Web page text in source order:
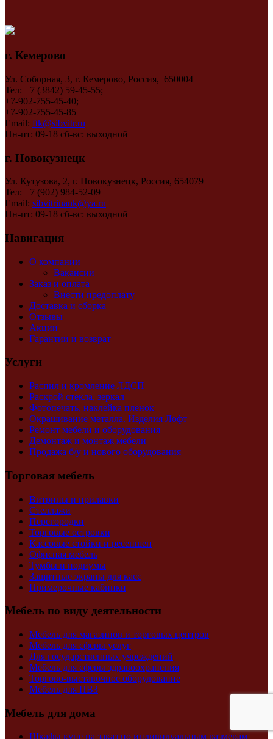
г. Кемерово
Ул. Соборная, 3, г. Кемерово, Россия, 650004
Тел: +7 (3842) 59-45-55;
+7-902-755-45-40;
+7-902-755-45-85
Email: ftk@sibvitr.ru
Пн-пт: 09-18 сб-вс: выходной
г. Новокузнецк
Ул. Кутузова, 2, г. Новокузнецк, Россия, 654079
Тел: +7 (902) 984-52-09
Email: sibvitrinank@ya.ru
Пн-пт: 09-18 сб-вс: выходной
Навигация
О компании
Вакансии
Заказ и оплата
Внести предоплату
Доставка и сборка
Отзывы
Акции
Гарантии и возврат
Услуги
Распил и кромление ЛДСП
Раскрой стекла, зеркал
Фотопечать, наклейка пленок
Окрашивание металла. Изделия Лофт
Ремонт мебели и оборудования
Демонтаж и монтаж мебели
Продажа б/у и нового оборудования
Торговая мебель
Витрины и прилавки
Стеллажи
Перегородки
Торговые островки
Кассовые стойки и ресепшен
Офисная мебель
Тумбы и подиумы
Защитные экраны для касс
Примерочные кабинки
Мебель по виду деятельности
Мебель для магазинов и торговых центров
Мебель для сферы услуг
Для государственных учреждений
Мебель для сферы здравоохранения
Торгово-выставочное оборудование
Мебель для ПВЗ
Мебель для дома
Шкафы купе на заказ по индивидуальным размерам